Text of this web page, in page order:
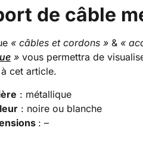
de câble
« câbles et cordons » & «
» vous permettra de
cet article.
: métallique
: noire ou blanche
: –